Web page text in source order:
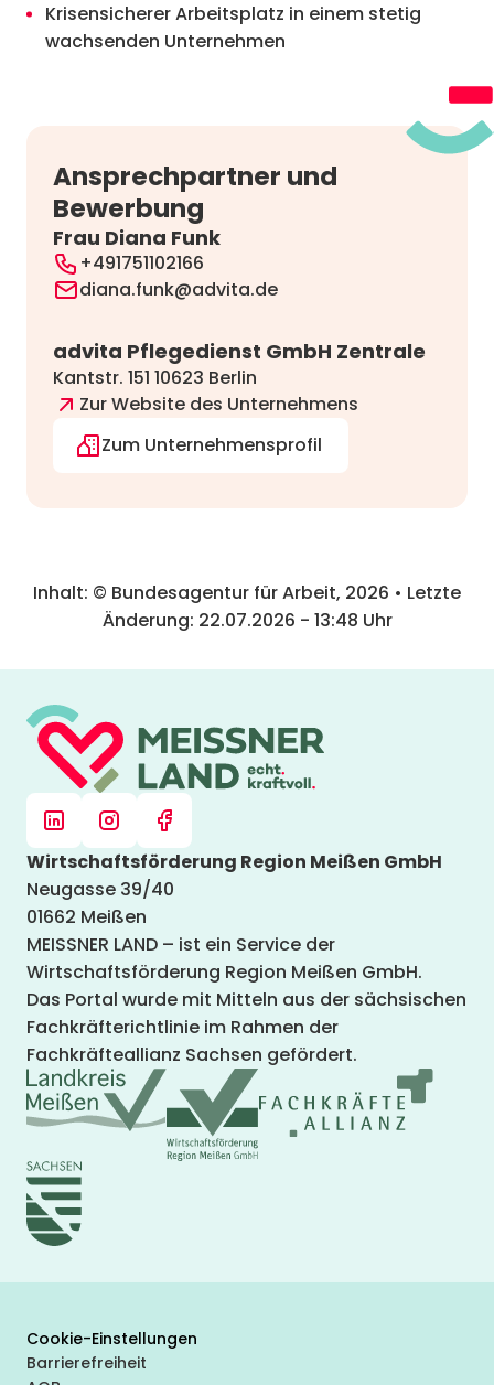
Krisensicherer Arbeitsplatz in einem stetig
wachsenden Unternehmen
Ansprechpartner und
Bewerbung
Frau Diana Funk
+491751102166
diana.funk@advita.de
advita Pflegedienst GmbH Zentrale
Kantstr. 151 10623 Berlin
Zur Website des Unternehmens
Zum Unternehmensprofil
Inhalt: © Bundesagentur für Arbeit, 2026 • Letzte
Änderung: 22.07.2026 - 13:48 Uhr
Wirtschaftsförderung Region Meißen GmbH
Neugasse 39/40
01662 Meißen
MEISSNER LAND – ist ein Service der
Wirtschaftsförderung Region Meißen GmbH.
Das Portal wurde mit Mitteln aus der sächsischen
Fachkräfterichtlinie im Rahmen der
Fachkräfteallianz Sachsen gefördert.
Cookie-Einstellungen
Barrierefreiheit